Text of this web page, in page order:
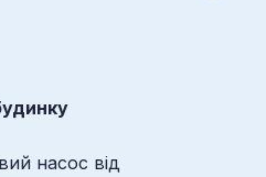
насос від